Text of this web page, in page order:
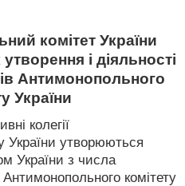
комітет України
і діяльності
Антимонопольного
України
колегії
України утворюються
України з числа
комітету